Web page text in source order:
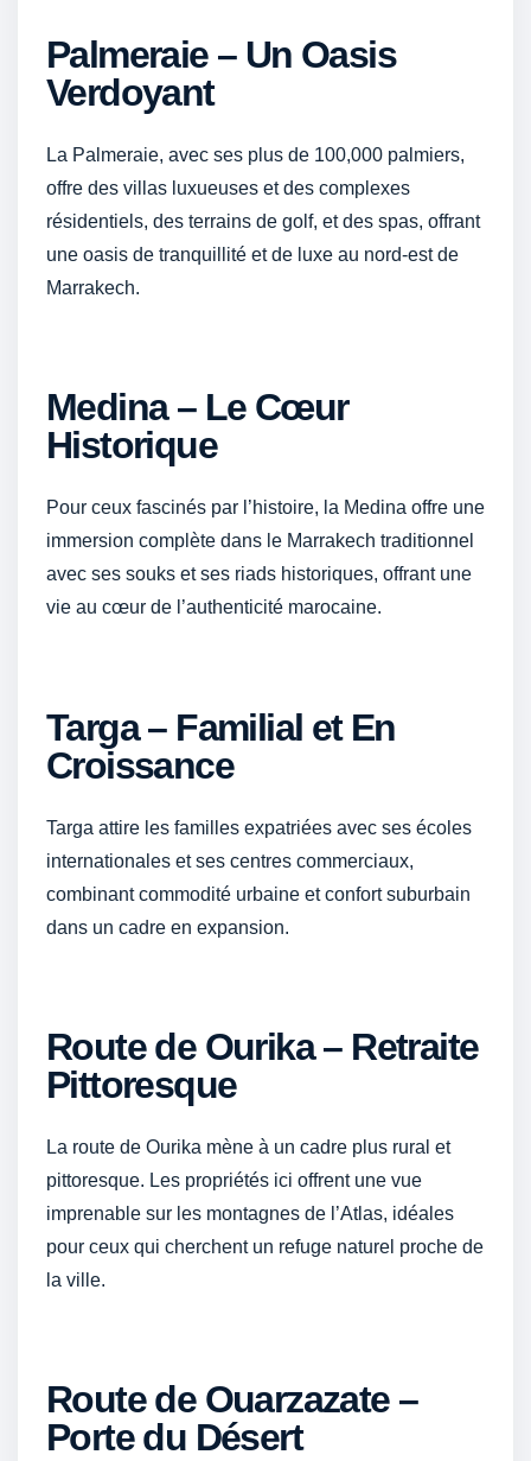
Palmeraie – Un Oasis
Verdoyant
La Palmeraie, avec ses plus de 100,000 palmiers,
offre des villas luxueuses et des complexes
résidentiels, des terrains de golf, et des spas, offrant
une oasis de tranquillité et de luxe au nord-est de
Marrakech.
Medina – Le Cœur
Historique
Pour ceux fascinés par l’histoire, la Medina offre une
immersion complète dans le Marrakech traditionnel
avec ses souks et ses riads historiques, offrant une
vie au cœur de l’authenticité marocaine.
Targa – Familial et En
Croissance
Targa attire les familles expatriées avec ses écoles
internationales et ses centres commerciaux,
combinant commodité urbaine et confort suburbain
dans un cadre en expansion.
Route de Ourika – Retraite
Pittoresque
La route de Ourika mène à un cadre plus rural et
pittoresque. Les propriétés ici offrent une vue
imprenable sur les montagnes de l’Atlas, idéales
pour ceux qui cherchent un refuge naturel proche de
la ville.
Route de Ouarzazate –
Porte du Désert